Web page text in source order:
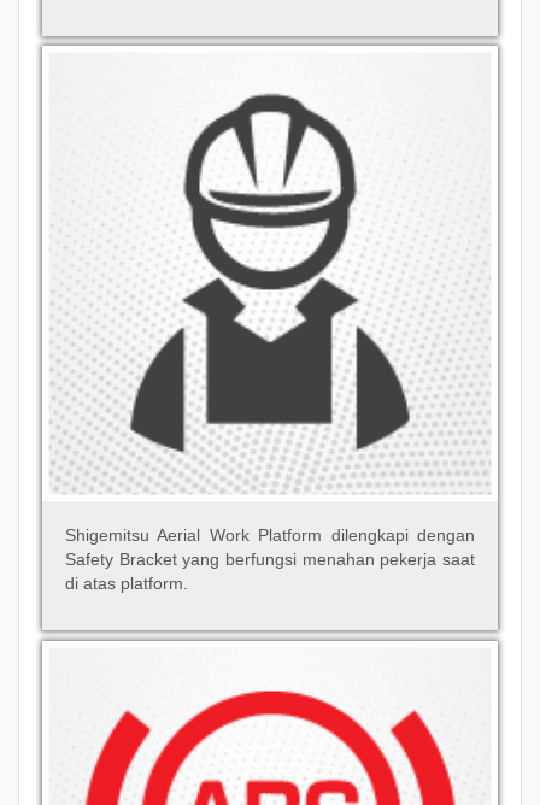
Shigemitsu Aerial Work Platform dilengkapi dengan
Safety Bracket yang berfungsi menahan pekerja saat
di atas platform.